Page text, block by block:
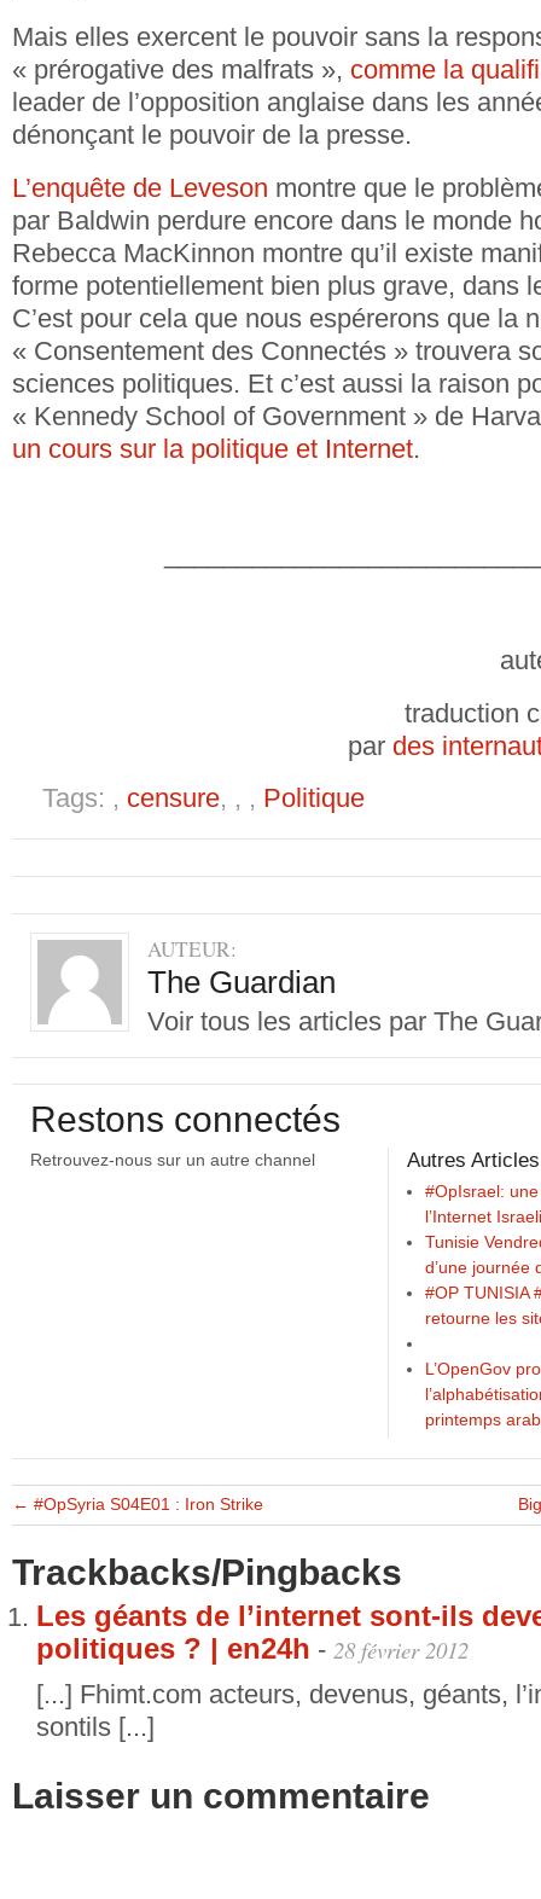
Mais elles exercent le pouvoir sans la
« prérogative des malfrats », comme la
leader de l’opposition anglaise dans les
dénonçant le pouvoir de la presse.
L’enquête de Leveson montre que le
par Baldwin perdure encore dans le monde
Rebecca MacKinnon montre qu’il existe
forme potentiellement bien plus grave, dans
C’est pour cela que nous espérerons que la
« Consentement des Connectés » trouvera
sciences politiques. Et c’est aussi la raison
« Kennedy School of Government » de
un cours sur la politique et Internet.
traduction
par des
Tags: , censure, , , Politique
AUTEUR:
The Guardian
Voir tous les articles par The
Restons connectés
Retrouvez-nous sur un autre channel Autres
#OpIsrael:
l’Internet
Tunisie
d’une journée
#OP TUNISIA
retourne les
L’OpenGov
printemps
← #OpSyria S04E01 : Iron Strike
Trackbacks/Pingbacks
Les géants de l’internet sont-ils
politiques ? | en24h - 28 février 2012
[...] Fhimt.com acteurs, devenus, géants,
sontils [...]
Laisser un commentaire